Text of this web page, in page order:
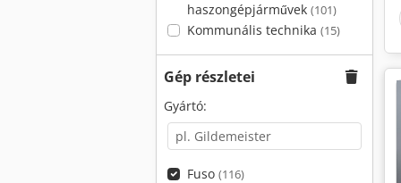
haszongépjárművek (101)
Kommunális technika (15)
Gép részletei
Gyártó:
Fuso (116)